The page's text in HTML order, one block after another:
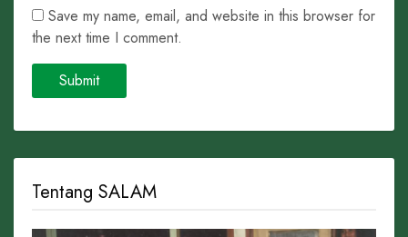
Save my name, email, and website in this browser for
the next time I comment.
Tentang SALAM